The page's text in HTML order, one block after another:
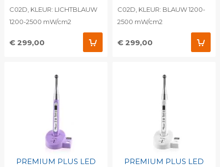
C02D, KLEUR: LICHTBLAUW
1200-2500 mW/cm2
€ 299,00
C02D, KLEUR: BLAUW 1200-
2500 mW/cm2
€ 299,00
PREMIUM PLUS LED
PREMIUM PLUS LED